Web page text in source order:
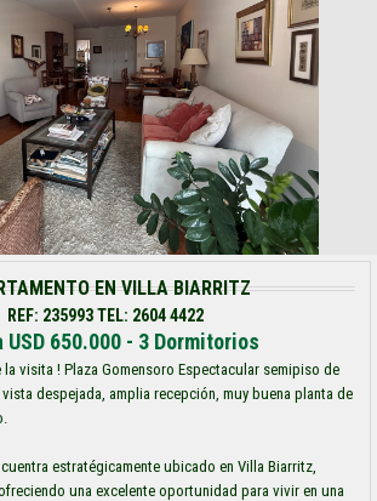
EN VILLA BIARRITZ
REF: 235993 TEL: 2604 4422
USD 650.000 - 3 Dormitorios
visita ! Plaza Gomensoro Espectacular semipiso de
despejada, amplia recepción, muy buena planta de
estratégicamente ubicado en Villa Biarritz,
una excelente oportunidad para vivir en una